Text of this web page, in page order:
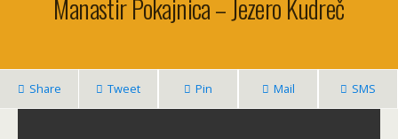
Manastir Pokajnica – Jezero Kudreč
Share Tweet Pin Mail SMS